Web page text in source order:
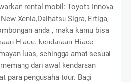
rental mobil: Toyota Innova
Xenia,Daihatsu Sigra, Ertiga,
anda , maka kamu bisa
Hiace. kendaraan Hiace
luas, sehingga amat sesuai
dari awal kendaraan
para pengusaha tour. Bagi